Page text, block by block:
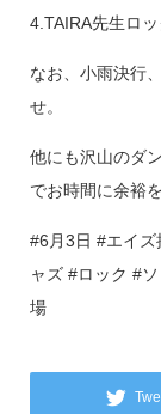
4.TAIRA先生ロ
なお、小雨決行
せ。
他にも沢山のダ
でお時間に余裕
#6月3日 #エイ
ャズ #ロック #
場